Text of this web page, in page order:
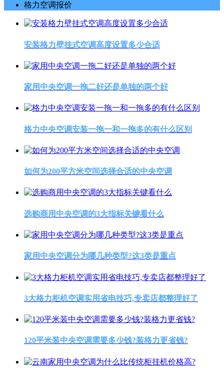
格力空调报价
安装格力壁挂式空调高度设置多少合适
家用中央空调一拖二好还是单独的两个好
格力中央空调安装一拖一和一拖多的有什么区别
如何为200平方米空间选择合适的中央空调
选购商用中央空调的3大指标关键看什么
家用中央空调分为哪几种类型?这3类是重点
3大格力柜机空调实用省电技巧,专卖店都整理好了
120平米装中央空调需要多少钱?装格力更省钱?